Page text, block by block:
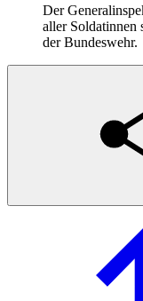
Der
aller Soldatinnen
der Bundeswehr.